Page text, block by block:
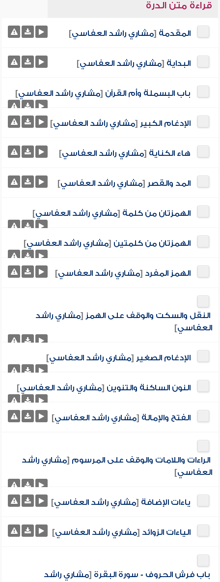
قراءة متن الدرة
المقدمة [مشاري راشد العفاسي]
البداية [مشاري راشد العفاسي]
باب البسملة وأم القرآن [مشاري راشد العفاسي]
الإدغام الكبير [مشاري راشد العفاسي]
هاء الكناية [مشاري راشد العفاسي]
المد والقصر [مشاري راشد العفاسي]
الهمزتان من كلمة [مشاري راشد العفاسي]
الهمزتان من كلمتين [مشاري راشد العفاسي]
الهمز المفرد [مشاري راشد العفاسي]
النقل والسكت والوقف على الهمز [مشاري راشد
العفاسي]
الإدغام الصغير [مشاري راشد العفاسي]
النون الساكنة والتنوين [مشاري راشد العفاسي]
الفتح والإمالة [مشاري راشد العفاسي]
الراءات واللامات والوقف على المرسوم [مشاري راشد
العفاسي]
ياءات الإضافة [مشاري راشد العفاسي]
الياءات الزوائد [مشاري راشد العفاسي]
باب فرش الحروف - سورة البقرة [مشاري راشد